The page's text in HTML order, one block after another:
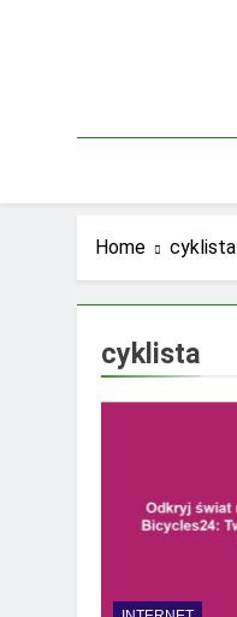
Home cyklista
cyklista